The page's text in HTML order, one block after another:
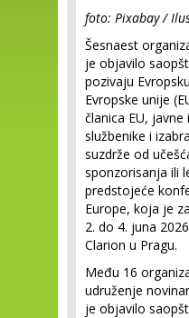
foto: Pixabay /
Šesnaest
je objavilo
pozivaju
Evropske unije
članica EU,
službenike i
suzdrže od
sponzorisanja ili
predstojeće
Europe, koja je
2. do 4. juna
Clarion u Pragu.
Među 16
udruženje
je objavilo